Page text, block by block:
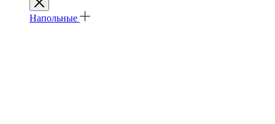
Напольные